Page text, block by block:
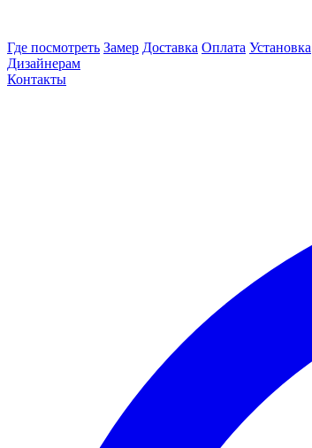
Где посмотреть Замер Доставка Оплата Установка
Дизайнерам
Контакты